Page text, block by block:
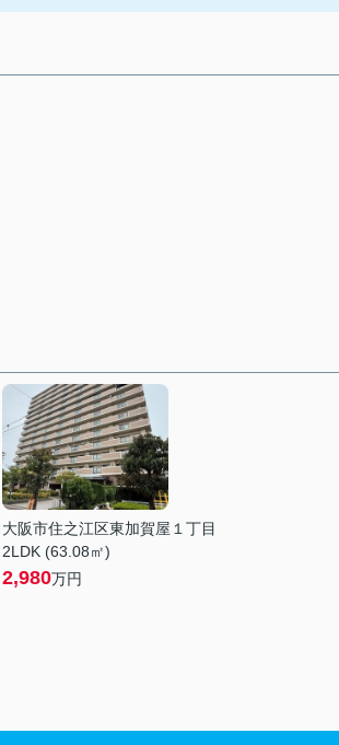
大阪市住之江区東加賀屋１丁目
2LDK (63.08㎡)
2,980万円